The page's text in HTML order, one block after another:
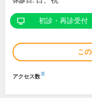
初診・再診受付
こ
アクセス数※